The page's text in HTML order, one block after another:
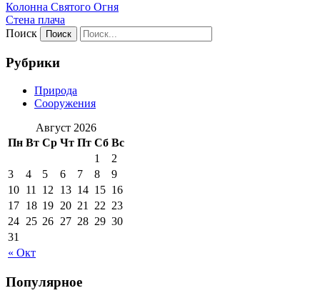
Колонна Святого Огня
Стена плача
Поиск
Рубрики
Природа
Сооружения
Август 2026
Пн Вт Ср Чт Пт Сб Вс
« Окт
1
2
3
4 5 6 7 8
9
10 11 12 13 14 15 16
17 18 19 20 21 22 23
24 25 26 27 28 29 30
31
Популярное